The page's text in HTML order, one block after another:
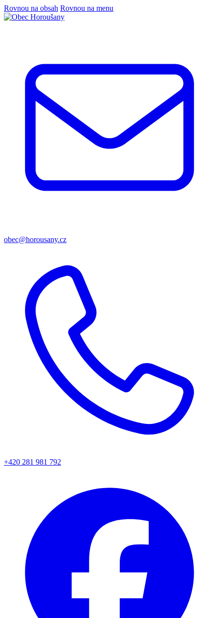
Rovnou na obsah Rovnou na menu
obec@horousany.cz
+420 281 981 792